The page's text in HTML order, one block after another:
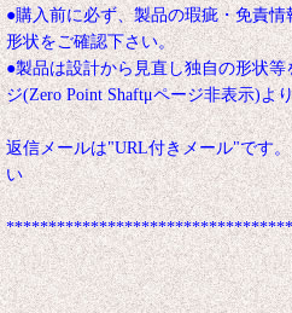
●購入前に必ず、製品の瑕疵・免責
形状をご確認下さい。
●製品は設計から見直し独自の形状
ジ(Zero Point Shaftμページ非表示)よ
返信メールは"URL付きメール"です
い